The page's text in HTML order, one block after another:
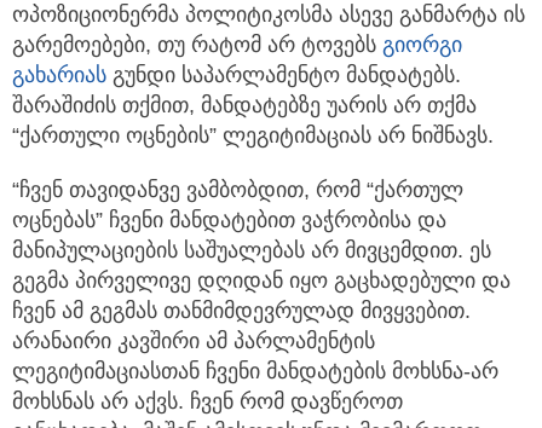
ოპოზიციონერმა პოლიტიკოსმა ასევე განმარტა ის
გარემოებები, თუ რატომ არ ტოვებს გიორგი
გახარიას გუნდი საპარლამენტო მანდატებს.
შარაშიძის თქმით, მანდატებზე უარის არ თქმა
“ქართული ოცნების” ლეგიტიმაციას არ ნიშნავს.
“ჩვენ თავიდანვე ვამბობდით, რომ “ქართულ
ოცნებას” ჩვენი მანდატებით ვაჭრობისა და
მანიპულაციების საშუალებას არ მივცემდით. ეს
გეგმა პირველივე დღიდან იყო გაცხადებული და
ჩვენ ამ გეგმას თანმიმდევრულად მივყვებით.
არანაირი კავშირი ამ პარლამენტის
ლეგიტიმაციასთან ჩვენი მანდატების მოხსნა-არ
მოხსნას არ აქვს. ჩვენ რომ დავწეროთ